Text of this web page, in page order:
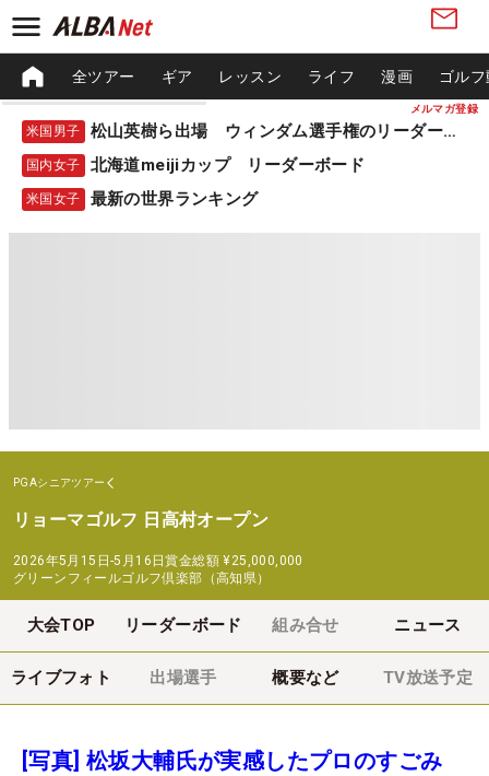
メルマガ登録
全ツアー ギア レッスン ライフ 漫画 ゴル
米国男子 松山英樹ら出場 ウィンダム選手権のリーダーボード
国内女子 北海道meijiカップ リーダーボード
米国女子 最新の世界ランキング
PGAシニアツアー
リョーマゴルフ 日高村オープン
2026年5月15日-5月16日賞金総額 ¥25,000,000
グリーンフィールゴルフ倶楽部（高知県）
大会TOP リーダーボード 組み合せ ニュース
ライブフォト 出場選手 概要など TV放送予定
[写真] 松坂大輔氏が実感したプロのすごみ